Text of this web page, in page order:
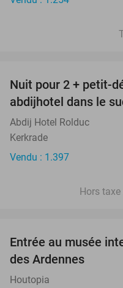
Nuit pour 2 + petit-
abdijhotel dans le
Abdij Hotel Rolduc
Kerkrade
Vendu : 1.397
Hors
Entrée au musée
des Ardennes
Houtopia